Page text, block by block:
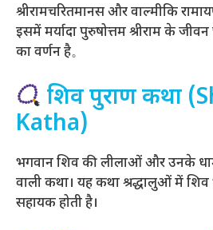
श्रीरामचरितमानस और वाल्मीकि
इसमें मर्यादा पुरुषोत्तम श्रीराम के
का वर्णन है。
शिव पुराण कथा
Katha)
भगवान शिव की लीलाओं और उनके
वाली कथा। यह कथा श्रद्धालुओं में
सहायक होती है।